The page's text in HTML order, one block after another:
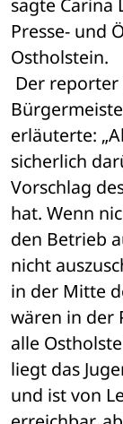
sagte Carina
Presse- und
Ostholstein.
Der reporter
erläuterte:
sicherlich
Vorschlag
hat. Wenn
den Betrieb
nicht
in der Mitte
wären in der
alle
liegt das
und ist von